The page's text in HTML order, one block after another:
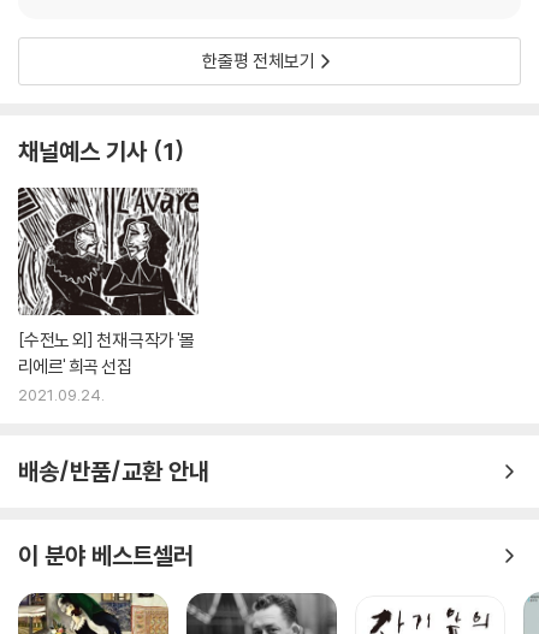
키기에 충분한 소재를 제공하는 이 작품들은 공연된 당시에 「풍습을 교란」
칭으로 불린다. 설립 이후부터 지금까지 코메디 프랑세즈에 등록된 1,000
여 명의 작가 중 가장 많이 공연된 작가는 단연코 몰리에르로, 총 공연 횟수
가 장장 3만 3,400여 회에 달한다. 그만큼 프랑스인들이 가장 사랑해 온
극작가인 몰리에르는 비단 극작가로서뿐만 아니라 뛰어난 배우이자 연출
가요 극단주로서, 그야말로 〈총체적 연극인〉의 삶을 살았다. 부유한 집안의
장남으로 태어나 풍요로운 유년 시절을 보냈으나 연극에 대한 열정에 사로
잡혀 21세에 안락한 부르주아의 생활을 포기하고 연극인의 삶에 뛰어든 이
후, 53세의 나이에 본인의 작품을 공연한 직후 쓰러져 피를 토하고 사망할
때까지 그의 인생은 오롯이 연극을 위해 바쳐진 세월이었다. 그것은 그에
군분투했던 투쟁의 시간들이기도 했다. 이 책의 실린 작품들은 그의 가장
이 책의 번역자 신정아 교수는 몰리에르 특유의 신랄한 풍자와 우스꽝스러
운 표현을 적절하고 자연스러운 우리말로 능숙하게 옮겼다. 번역 원본으로
는 주로 1989년 보르다스에서 출간된 몰리에르 전집을 사용했다.
한줄평 전체보기
채널예스 기사 1
[수전노 외] 천재 극작가 '몰
리에르' 희곡 선집
2021.09.24.
배송/반품/교환 안내
이 분야 베스트셀러